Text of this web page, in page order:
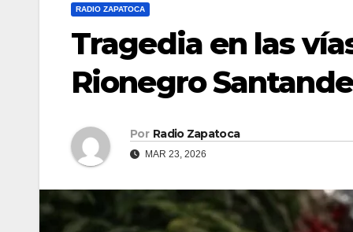
RADIO ZAPATOCA
Tragedia en las
Rionegro
Por Radio Zapatoca
MAR 23, 2026